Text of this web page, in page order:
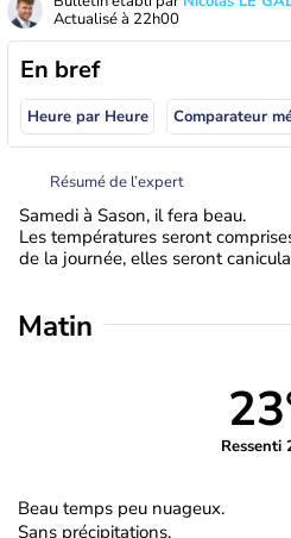
Actualisé à 22h00
En bref
Heure par Heure Comparateur
Résumé de l’expert
Samedi à Sason, il fera beau.
Les températures seront
de la journée, elles seront
Matin
Ressenti
Beau temps peu nuageux.
Sans précipitations.